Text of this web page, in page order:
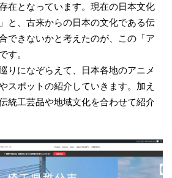
在となっています。現在の日本文化
と、古来からの日本の文化である伝
できないかと考えたのが、この「ア
す。
りになぞらえて、日本各地のアニメ
スポットの紹介していきます。加え
統工芸品や地域文化を合わせて紹介